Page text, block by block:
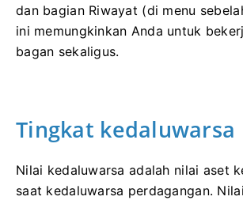
dan bagian Riwayat (di menu
ini memungkinkan Anda untuk
bagan sekaligus.
Tingkat kedaluwarsa
Nilai kedaluwarsa adalah nilai aset
saat kedaluwarsa perdagangan.